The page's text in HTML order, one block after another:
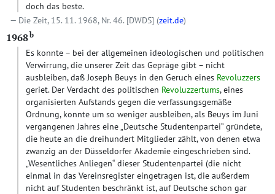
doch das beste.
Die Zeit, 15. 11. 1968, Nr. 46. [DWDS] (zeit.de)
1968b
Es konnte – bei der allgemeinen ideologischen und politischen
Verwirrung, die unserer Zeit das Gepräge gibt – nicht
ausbleiben, daß Joseph Beuys in den Geruch eines Revoluzzers
geriet. Der Verdacht des politischen Revoluzzertums, eines
organisierten Aufstands gegen die verfassungsgemäße
Ordnung, konnte um so weniger ausbleiben, als Beuys im Juni
vergangenen Jahres eine „Deutsche Studentenpartei“ gründete,
die heute an die dreihundert Mitglieder zählt, von denen etwa
zwanzig an der Düsseldorfer Akademie eingeschrieben sind.
„Wesentliches Anliegen“ dieser Studentenpartei (die nicht
einmal in das Vereinsregister eingetragen ist, die außerdem
nicht auf Studenten beschränkt ist, auf Deutsche schon gar